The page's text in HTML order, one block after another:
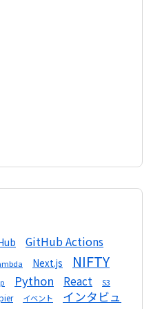
GitHub Actions
Next.js
NIFTY
Python React S3
イベント
インタビュ